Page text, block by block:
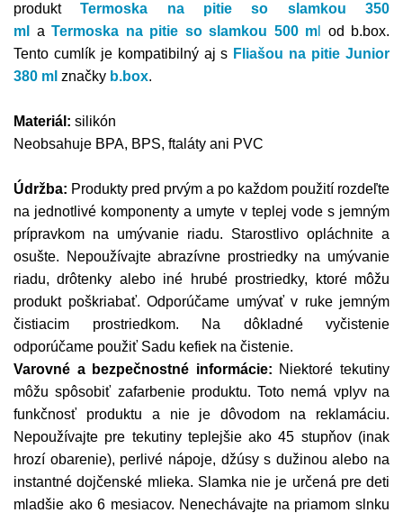
produktTermoska na pitie so slamkou 350
ml
a Termoska na pitie so slamkou 500 m
od b.box.
Tento cumlík je kompatibilný aj s Fliašou na pitie Junior
380 ml značky b.box.
Materiál: silikón
Neobsahuje BPA, BPS, ftaláty ani PVC
Údržba: Produkty pred prvým a po každom použití rozdeľte
na jednotlivé komponenty a umyte v teplej vode s jemným
prípravkom na umývanie riadu. Starostlivo opláchnite a
osušte. Nepoužívajte abrazívne prostriedky na umývanie
riadu, drôtenky alebo iné hrubé prostriedky, ktoré môžu
produkt poškriabať. Odporúčame umývať v ruke jemným
čistiacim prostriedkom. Na dôkladné vyčistenie
odporúčame použiť Sadu kefiek na čistenie.
Varovné a bezpečnostné informácie: Niektoré tekutiny
môžu spôsobiť zafarbenie produktu. Toto nemá vplyv na
funkčnosť produktu a nie je dôvodom na reklamáciu.
Nepoužívajte pre tekutiny teplejšie ako 45 stupňov (inak
hrozí obarenie), perlivé nápoje, džúsy s dužinou alebo na
instantné dojčenské mlieka. Slamka nie je určená pre deti
mladšie ako 6 mesiacov. Nenechávajte na priamom slnku